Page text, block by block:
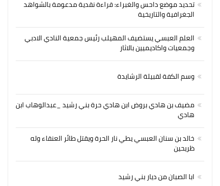
تحديد موضع داحس والغبراء: قراءة نقدية مدعومة بالشواهد
الجغرافية والتاريخية
العلم العبسي يستضيف المهيلب رئيس جمعية النادي الادبي
وجمعيات واكاديميين بالاثار
وسم الكفة لقبيلة الرشايدة
مضيف بن هادي بروض ابن هادي حرة بني رشيد _عبدالوهاب ابن
هادي
خالد بن سنان العبسي يطي نار الحرة ويقتل طائر العنقاء وله
ظريحين
ابا الصبان من ديار بني رشيد